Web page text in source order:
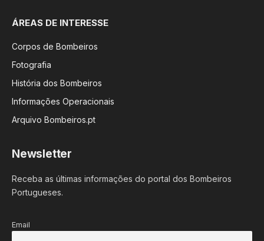
ÁREAS DE INTERESSE
Corpos de Bombeiros
Fotografia
História dos Bombeiros
Informações Operacionais
Arquivo Bombeiros.pt
Newsletter
Receba as últimas informações do portal dos Bombeiros
Portugueses.
Email